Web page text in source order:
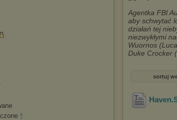
Agentka FBI
aby schwytać
działań tej
niezwykłymi
Wuornos
Duke Crocker
sortuj